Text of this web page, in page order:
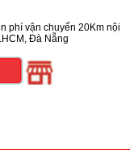
phí vận chuyển 20Km nội
Đà Nẵng